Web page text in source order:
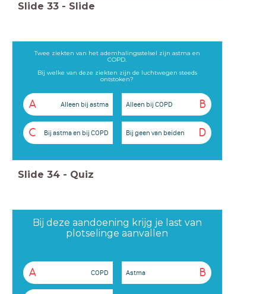
Slide 33 - Slide
Twee ziekten van het ademhalingsstelsel zijn astma en
COPD.
Bij welke van deze ziekten zijn de luchtwegen steeds
ontstoken?
A Alleen bij astma B
Alleen bij COPD
C Bij astma en bij COPD D
Bij geen van beiden
Slide 34 - Quiz
Bij deze aandoening krijg je last van
plotselinge aanvallen
A COPD B
Astma